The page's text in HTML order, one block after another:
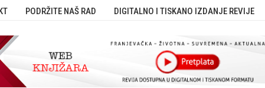
PODRŽITE NAŠ RAD DIGITALNO I TISKANO IZDANJE REVIJE